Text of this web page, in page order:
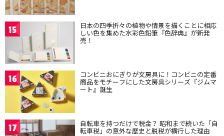
15 日本の四季折々の植物や情景を描くことに相応
しい色を集めた水彩色鉛筆『色辞典』が新発
売！
16 コンビニおにぎりが文房具に！コンビニの定番
商品をモチーフにした文房具シリーズ『ジムマ
ート』誕生
17 自転車を持つだけで税金？ 昭和まで続いた「自
転車税」の意外な歴史と脱税が横行した理由